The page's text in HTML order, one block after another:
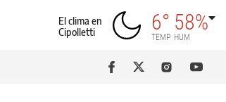
El clima en
Cipolletti
6°
TEMP
58%
HUM